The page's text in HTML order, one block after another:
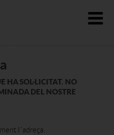
HA SOL·LICITAT. NO
DEL NOSTRE
l´adreça.